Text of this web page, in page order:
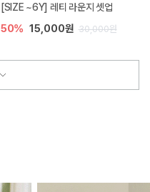
[SIZE ~6Y] 레티 라운지 셋업
50% 15,000원 30,000원